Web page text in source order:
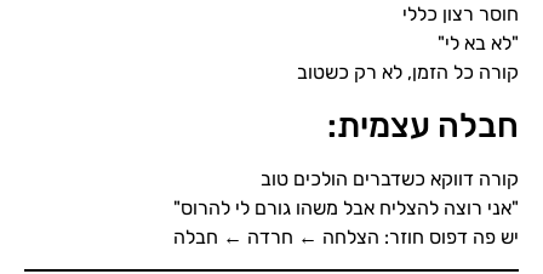
חוסר רצון כללי
"לא בא לי"
קורה כל הזמן, לא רק כשטוב
חבלה עצמית:
קורה דווקא כשדברים הולכים טוב
"אני רוצה להצליח אבל משהו גורם לי להרוס"
יש פה דפוס חוזר: הצלחה ← חרדה ← חבלה